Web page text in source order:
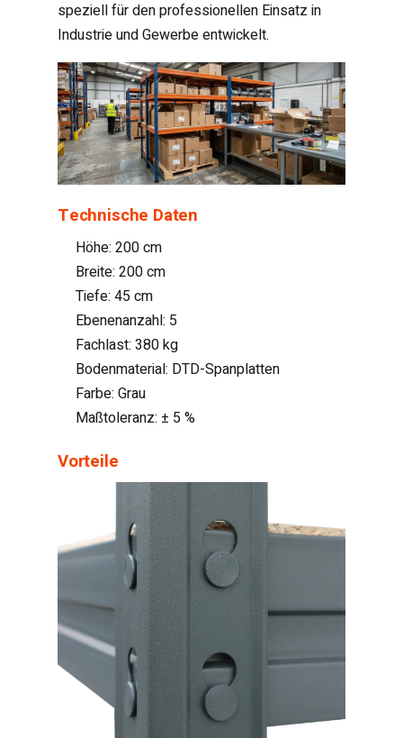
speziell für den professionellen Einsatz in
Industrie und Gewerbe entwickelt.
Technische Daten
Höhe: 200 cm
Breite: 200 cm
Tiefe: 45 cm
Ebenenanzahl: 5
Fachlast: 380 kg
Bodenmaterial: DTD-Spanplatten
Farbe: Grau
Maßtoleranz: ± 5 %
Vorteile